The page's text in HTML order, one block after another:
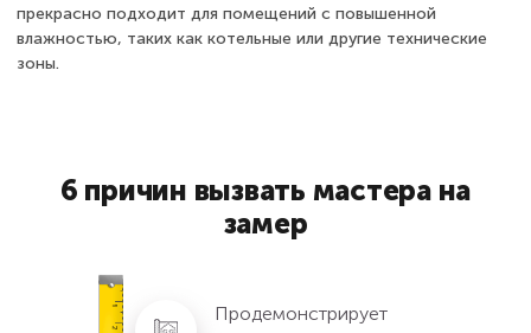
прекрасно подходит для помещений с повышенной
влажностью, таких как котельные или другие технические
зоны.
6 причин вызвать мастера на
замер
Продемонстрирует